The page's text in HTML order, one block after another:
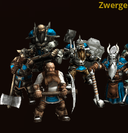
Einheiten
Mod-Support
Orks
Trolle
Artworks
Fan Art
Making of
Dev. Diary
Presse
SpellForce 1
SpellForce 2
SpellForce 3
Live Chat
Fansite Kit
Patches
SpellForce 2 - Master of War
GoG
THQN
Zwerge